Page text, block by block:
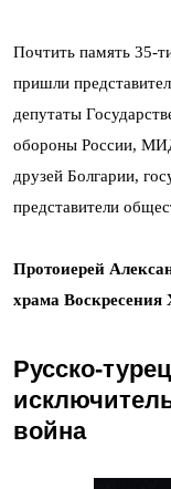
Почтить память 35-
пришли
депутаты
обороны России,
друзей Болгарии,
представители
Протоиерей
храма
Русско-
война